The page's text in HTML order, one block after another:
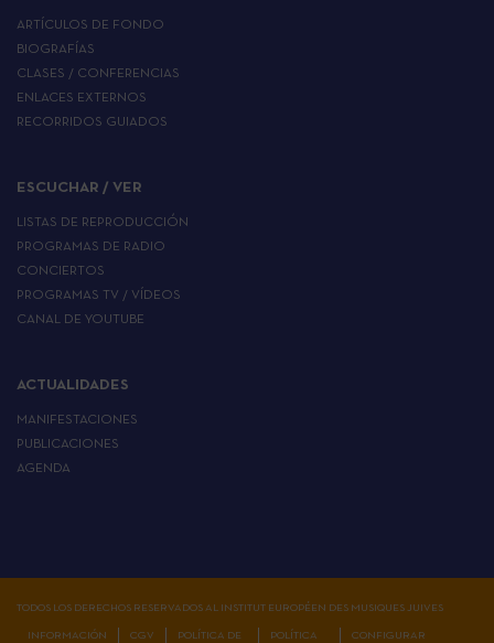
ARTÍCULOS DE FONDO
BIOGRAFÍAS
CLASES / CONFERENCIAS
ENLACES EXTERNOS
RECORRIDOS GUIADOS
ESCUCHAR / VER
LISTAS DE REPRODUCCIÓN
PROGRAMAS DE RADIO
CONCIERTOS
PROGRAMAS TV / VÍDEOS
CANAL DE YOUTUBE
ACTUALIDADES
MANIFESTACIONES
PUBLICACIONES
AGENDA
TODOS LOS DERECHOS RESERVADOS AL INSTITUT EUROPÉEN DES MUSIQUES JUIVES
INFORMACIÓN CGV POLÍTICA DE POLÍTICA CONFIGURAR